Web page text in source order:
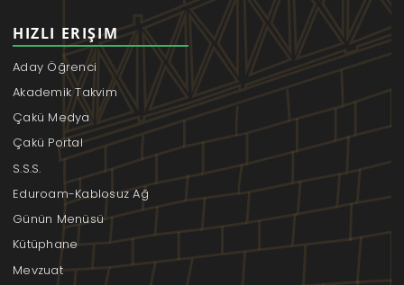
HIZLI ERIŞIM
Aday Öğrenci
Akademik Takvim
Çakü Medya
Çakü Portal
S.S.S.
Eduroam-Kablosuz Ağ
Günün Menüsü
Kütüphane
Mevzuat